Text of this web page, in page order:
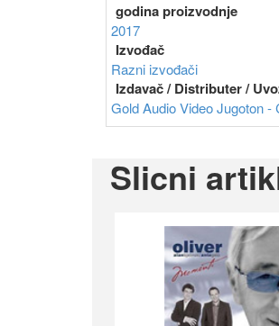
godina proizvodnje
2017
Izvođač
Razni izvođači
Izdavač / Distributer /
Gold Audio VideoJugoton -
Slicni